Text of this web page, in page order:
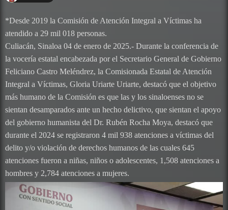
*Desde 2019 la Comisión de Atención Integral a Víctimas ha
atendido a 29 mil 018 personas.
Culiacán, Sinaloa 04 de enero de 2025.- Durante la conferencia de
la vocería estatal encabezada por el Secretario General de Gobierno
Feliciano Castro Meléndrez, la Comisionada Estatal de Atención
Integral a Víctimas, Gloria Uriarte Uriarte, destacó que el objetivo
más humano de la Comisión es que las y los sinaloenses no se
sientan desamparados ante un hecho delictivo, que sientan el apoyo
del gobierno humanista del Dr. Rubén Rocha Moya, destacó que
durante el 2024 se registraron 4 mil 938 atenciones a víctimas del
delito y/o violación de derechos humanos de las cuales 645
atenciones fueron a niñas, niños o adolescentes, 1,508 atenciones a
hombres y 2,784 atenciones a mujeres.